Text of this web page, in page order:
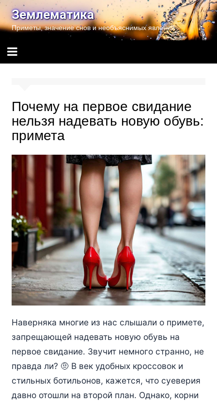
Перейти
содержимому
Землематика
Приметы, значение снов и необъяснимых явлений
Почему на первое свидание
нельзя надевать новую обувь:
примета
Наверняка многие из нас слышали о примете,
запрещающей надевать новую обувь на
первое свидание. Звучит немного странно, не
правда ли? 🤨 В век удобных кроссовок и
стильных ботильонов, кажется, что суеверия
давно отошли на второй план. Однако, корни